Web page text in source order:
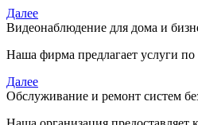
Далее
Видеонаблюдение для дома и
Наша фирма предлагает услуги
Далее
Обслуживание и ремонт систем